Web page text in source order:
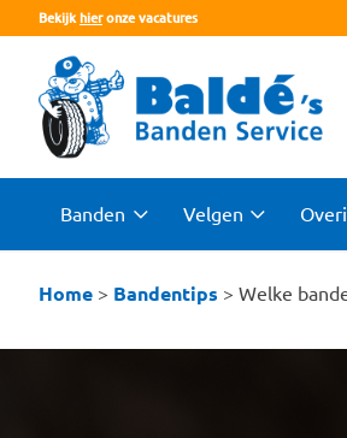
Bekijk hieronze vacatures
Banden Velgen
Home > Bandentips > Welke